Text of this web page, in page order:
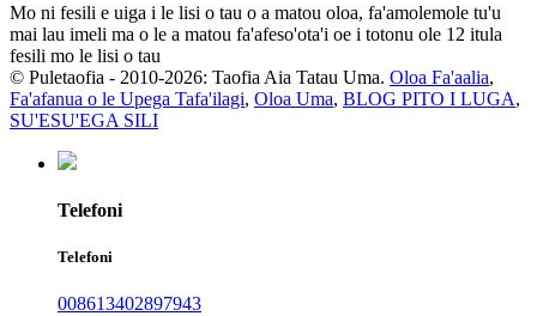
Mo ni fesili e uiga i le lisi o tau o a matou oloa, fa'amolemole tu'u
mai lau imeli ma o le a matou fa'afeso'ota'i oe i totonu ole 12 itula
fesili mo le lisi o tau
© Puletaofia - 2010-2026: Taofia Aia Tatau Uma. Oloa Fa'aalia,
Fa'afanua o le Upega Tafa'ilagi, Oloa Uma, BLOG PITO I LUGA,
SU'ESU'EGA SILI
Telefoni
Telefoni
008613402897943